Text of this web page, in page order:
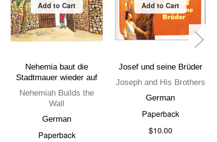
Add to Cart
Nehemia baut die
Stadtmauer wieder auf
Nehemiah Builds the
Wall
German
Paperback
Add to Cart
Josef und seine Brüder
Joseph and His Brothers
German
Paperback
$10.00